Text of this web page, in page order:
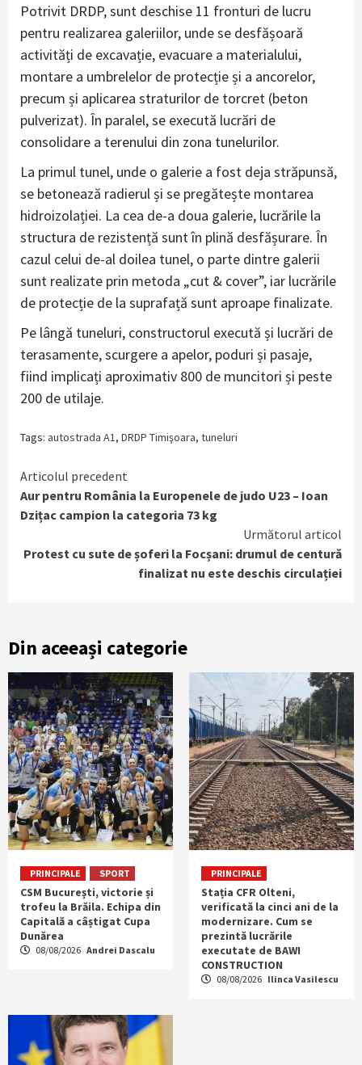
Potrivit DRDP, sunt deschise 11 fronturi de lucru
pentru realizarea galeriilor, unde se desfășoară
activități de excavație, evacuare a materialului,
montare a umbrelelor de protecție și a ancorelor,
precum și aplicarea straturilor de torcret (beton
pulverizat). În paralel, se execută lucrări de
consolidare a terenului din zona tunelurilor.
La primul tunel, unde o galerie a fost deja străpunsă,
se betonează radierul și se pregătește montarea
hidroizolației. La cea de-a doua galerie, lucrările la
structura de rezistență sunt în plină desfășurare. În
cazul celui de-al doilea tunel, o parte dintre galerii
sunt realizate prin metoda „cut & cover”, iar lucrările
de protecție de la suprafață sunt aproape finalizate.
Pe lângă tuneluri, constructorul execută și lucrări de
terasamente, scurgere a apelor, poduri și pasaje,
fiind implicați aproximativ 800 de muncitori și peste
200 de utilaje.
Tags: autostrada A1, DRDP Timişoara, tuneluri
Continue
Reading
Articolul precedent
Aur pentru România la Europenele de judo U23 – Ioan
Dzițac campion la categoria 73 kg
Următorul articol
Protest cu sute de șoferi la Focșani: drumul de centură
finalizat nu este deschis circulației
Din aceeași categorie
PRINCIPALE SPORT
CSM București, victorie și
trofeu la Brăila. Echipa din
Capitală a câștigat Cupa
Dunărea
08/08/2026 Andrei Dascalu
PRINCIPALE
Stația CFR Olteni,
verificată la cinci ani de la
modernizare. Cum se
prezintă lucrările
executate de BAWI
CONSTRUCTION
08/08/2026 Ilinca Vasilescu